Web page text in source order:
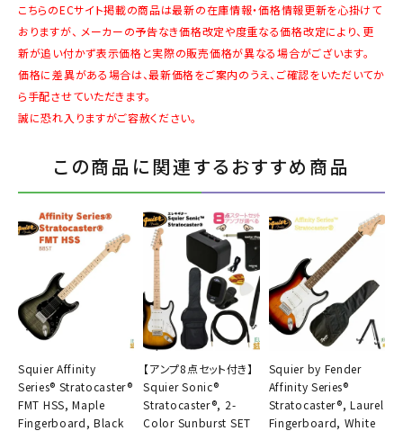
こちらのECサイト掲載の商品は最新の在庫情報・価格情報更新を心掛けて
おりますが、 メーカーの予告なき価格改定や度重なる価格改定により、更
新が追い付かず表示価格と実際の販売価格が異なる場合がございます。
価格に差異がある場合は、最新価格をご案内のうえ、ご確認をいただいてか
ら手配させていただきます。
誠に恐れ入りますがご容赦ください。
この商品に関連するおすすめ商品
Squier Affinity
Series® Stratocaster®
FMT HSS, Maple
Fingerboard, Black
【アンプ8点セット付き】
Squier Sonic®
Stratocaster®, 2-
Color Sunburst SET
Squier by Fender
Affinity Series®
Stratocaster®, Laurel
Fingerboard, White